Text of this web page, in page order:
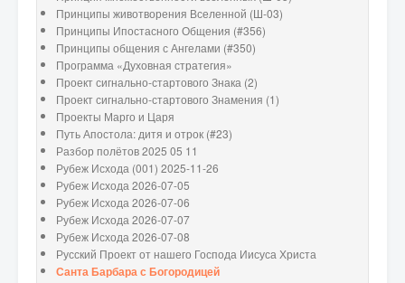
Принципы животворения Вселенной (Ш-03)
Принципы Ипостасного Общения (#356)
Принципы общения с Ангелами (#350)
Программа «Духовная стратегия»
Проект сигнально-стартового Знака (2)
Проект сигнально-стартового Знамения (1)
Проекты Марго и Царя
Путь Апостола: дитя и отрок (#23)
Разбор полётов 2025 05 11
Рубеж Исхода (001) 2025-11-26
Рубеж Исхода 2026-07-05
Рубеж Исхода 2026-07-06
Рубеж Исхода 2026-07-07
Рубеж Исхода 2026-07-08
Русский Проект от нашего Господа Иисуса Христа
Санта Барбара с Богородицей